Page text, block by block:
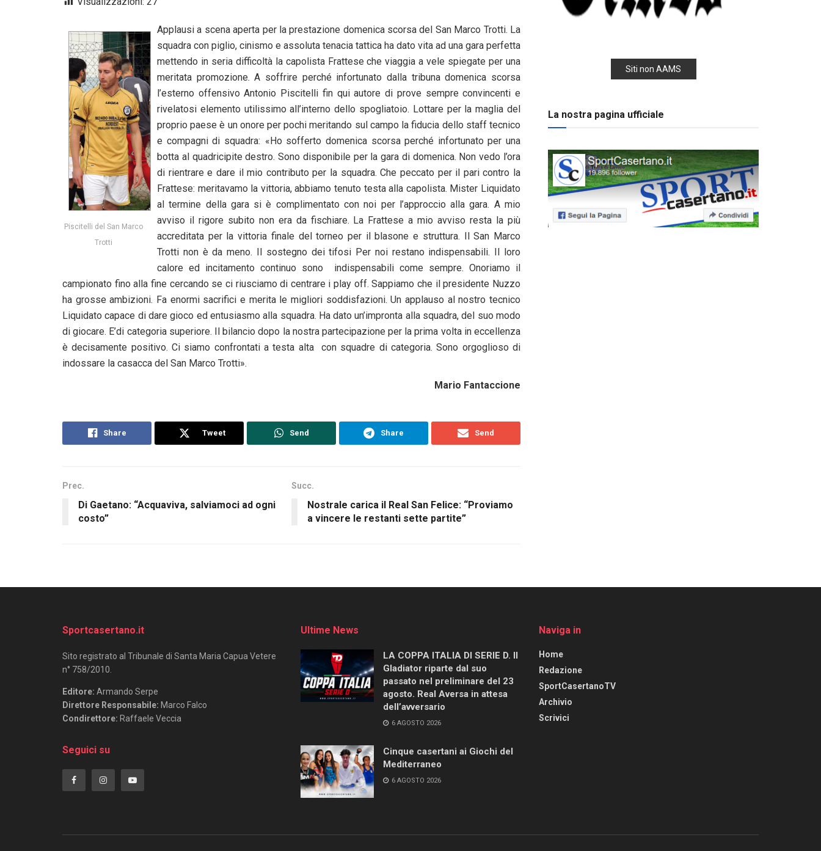
Piscitelli del San Marco
Trotti
Applausi a scena aperta per la prestazione domenica scorsa del San Marco Trotti. La
squadra con piglio, cinismo e assoluta tenacia tattica ha dato vita ad una gara perfetta
mettendo in seria difficoltà la capolista Frattese che viaggia a vele spiegate per una
meritata promozione. A soffrire perché infortunato dalla tribuna domenica scorsa
l’esterno offensivo Antonio Piscitelli fin qui autore di prove sempre convincenti e
rivelatosi elemento utilissimo all’interno dello spogliatoio. Lottare per la maglia del
proprio paese è un onore per pochi meritando sul campo la fiducia dello staff tecnico
e compagni di squadra: «Ho sofferto domenica scorsa perché infortunato per una
botta al quadricipite destro. Sono disponibile per la gara di domenica. Non vedo l’ora
di rientrare e dare il mio contributo per la squadra. Che peccato per il pari contro la
Frattese: meritavamo la vittoria, abbiamo tenuto testa alla capolista. Mister Liquidato
al termine della gara si è complimentato con noi per l’approccio alla gara. A mio
avviso il rigore subito non era da fischiare. La Frattese a mio avviso resta la più
accreditata per la vittoria finale del torneo per il blasone e struttura. Il San Marco
Trotti non è da meno. Il sostegno dei tifosi Per noi restano indispensabili. Il loro
calore ed incitamento continuo sono indispensabili come sempre. Onoriamo il
campionato fino alla fine cercando se ci riusciamo di centrare i play off. Sappiamo che il presidente Nuzzo
ha grosse ambizioni. Fa enormi sacrifici e merita le migliori soddisfazioni. Un applauso al nostro tecnico
Liquidato capace di dare gioco ed entusiasmo alla squadra. Ha dato un’impronta alla squadra, del suo modo
di giocare. E’di categoria superiore. Il bilancio dopo la nostra partecipazione per la prima volta in eccellenza
è decisamente positivo. Ci siamo confrontati a testa alta con squadre di categoria. Sono orgoglioso di
indossare la casacca del San Marco Trotti».
Mario Fantaccione
Share Tweet Send Share Send
Prec.
Di Gaetano: “Acquaviva, salviamoci ad ogni
costo”
Succ.
Nostrale carica il Real San Felice: “Proviamo
a vincere le restanti sette partite”
Siti non AAMS
La nostra pagina ufficiale
Sportcasertano.it
Sito registrato al Tribunale di Santa Maria Capua Vetere
n° 758/2010.
Editore: Armando Serpe
Direttore Responsabile: Marco Falco
Condirettore: Raffaele Veccia
Seguici su
Ultime News
LA COPPA ITALIA DI SERIE D. Il
Gladiator riparte dal suo
passato nel preliminare del 23
agosto. Real Aversa in attesa
dell’avversario
6 AGOSTO 2026
Cinque casertani ai Giochi del
Mediterraneo
6 AGOSTO 2026
Naviga in
Home
Redazione
SportCasertanoTV
Archivio
Scrivici